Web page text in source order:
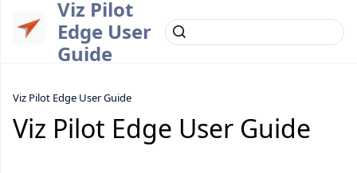
Viz Pilot
Edge User
Guide
Viz Pilot Edge User Guide
Viz Pilot Edge User Guide